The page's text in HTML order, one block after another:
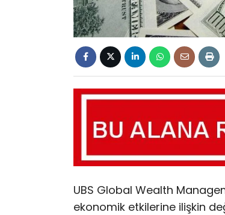
UBS Global Wealth
ekonomik etkilerine ilişkin